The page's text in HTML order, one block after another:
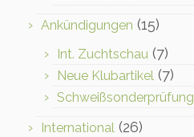
Ankündigungen (15)
Int. Zuchtschau (7)
Neue Klubartikel (7)
Schweißsonderprüfung
International (26)